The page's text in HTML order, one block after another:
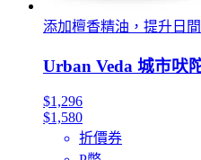
添加檀香精油，提升日
Urban Veda 城市吠
$1,296
$1,580
折價券